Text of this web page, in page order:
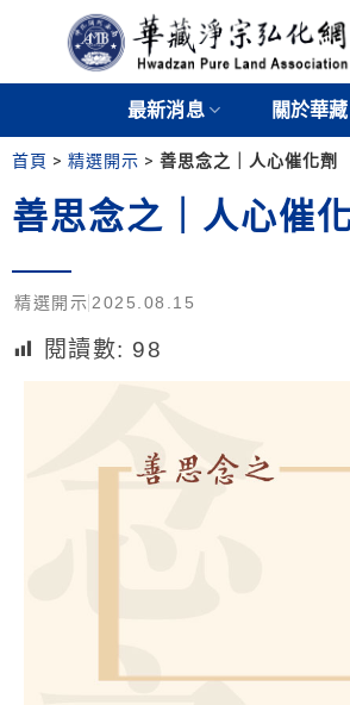
最新消息 關於華藏
首頁 > 精選開示 > 善思念之｜人心催化劑
善思念之｜人心催
精選開示 2025.08.15
閱讀數: 98